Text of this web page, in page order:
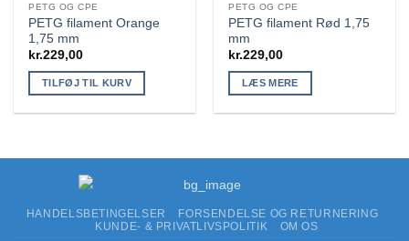
PETG OG CPE
PETG filament Orange
1,75 mm
kr.229,00
TILFØJ TIL KURV
PETG OG CPE
PETG filament Rød 1,75
mm
kr.229,00
LÆS MERE
HANDELSBETINGELSER
FORSENDELSE OG RETURNERING
KUNDE- & PRIVATLIVSPOLITIK
OM OS